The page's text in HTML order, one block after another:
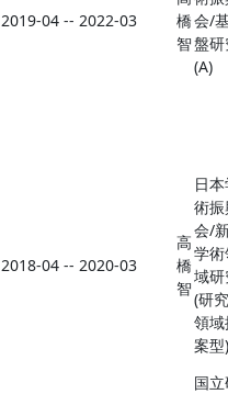
2019-04 -- 2022-03
橋
智
会/
盤
(A)
2018-04 -- 2020-03
高
橋
智
日
術
会/
学
域
(研究
領
案型)
国